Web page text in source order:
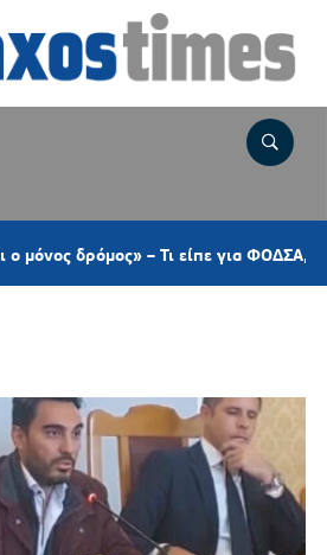
– Τι είπε για ΦΟΔΣΑ, ΠΕΔ, το